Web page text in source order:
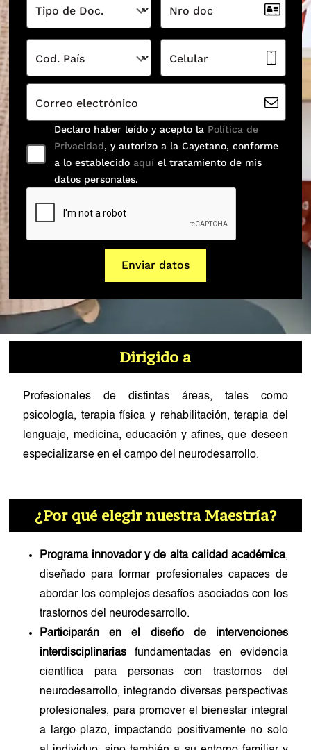
Tipo de Doc. Nro doc
Cod. País Celular
Correo electrónico
Declaro haber leído y acepto la Política de
Privacidad, y autorizo a la Cayetano, conforme
a lo establecido aquí el tratamiento de mis
datos personales.
Enviar datos
Dirigido a
Profesionales de distintas áreas, tales como
psicología, terapia física y rehabilitación, terapia del
lenguaje, medicina, educación y afines, que deseen
especializarse en el campo del neurodesarrollo.
¿Por qué elegir nuestra Maestría?
Programa innovador y de alta calidad académica,
diseñado para formar profesionales capaces de
abordar los complejos desafíos asociados con los
trastornos del neurodesarrollo.
Participarán en el diseño de intervenciones
interdisciplinarias fundamentadas en evidencia
científica para personas con trastornos del
neurodesarrollo, integrando diversas perspectivas
profesionales, para promover el bienestar integral
a largo plazo, impactando positivamente no solo